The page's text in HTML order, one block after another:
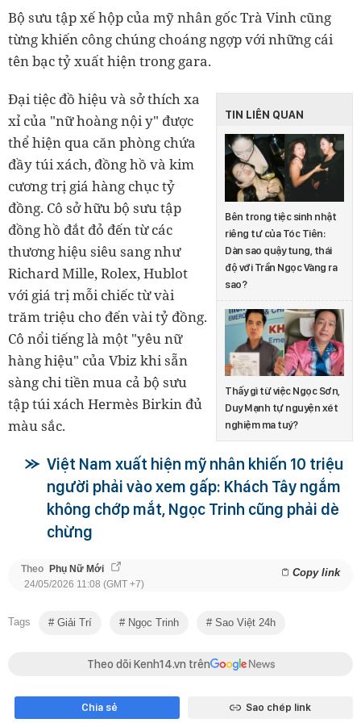
Bộ sưu tập xế hộp của mỹ nhân gốc Trà Vinh cũng
từng khiến công chúng choáng ngợp với những cái
tên bạc tỷ xuất hiện trong gara.
TIN LIÊN QUAN
Bên trong tiệc sinh nhật
riêng tư của Tóc Tiên:
Dàn sao quậy tung, thái
độ với Trần Ngọc Vàng ra
sao?
Thấy gì từ việc Ngọc Sơn,
Duy Mạnh tự nguyện xét
nghiệm ma tuý?
Đại tiệc đồ hiệu và sở thích xa
xỉ của "nữ hoàng nội y" được
thể hiện qua căn phòng chứa
đầy túi xách, đồng hồ và kim
cương trị giá hàng chục tỷ
đồng. Cô sở hữu bộ sưu tập
đồng hồ đắt đỏ đến từ các
thương hiệu siêu sang như
Richard Mille, Rolex, Hublot
với giá trị mỗi chiếc từ vài
trăm triệu cho đến vài tỷ đồng.
Cô nổi tiếng là một "yêu nữ
hàng hiệu" của Vbiz khi sẵn
sàng chi tiền mua cả bộ sưu
tập túi xách Hermès Birkin đủ
màu sắc.
Việt Nam xuất hiện mỹ nhân khiến 10 triệu
người phải vào xem gấp: Khách Tây ngắm
không chớp mắt, Ngọc Trinh cũng phải dè
chừng
Theo Phụ Nữ Mới Copy link
24/05/2026 11:08 (GMT +7)
Tags Giải Trí Ngọc Trinh Sao Việt 24h
Theo dõi Kenh14.vn trên
Chia sẻ Sao chép link